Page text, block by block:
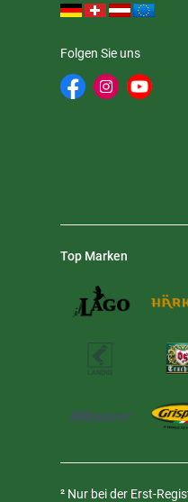
Folgen Sie uns
Top Marken
² Nur bei der Erst-